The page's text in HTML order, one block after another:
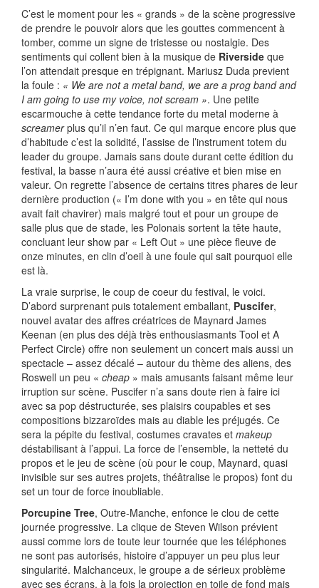
C’est le moment pour les « grands » de la scène progressive
de prendre le pouvoir alors que les gouttes commencent à
tomber, comme un signe de tristesse ou nostalgie. Des
sentiments qui collent bien à la musique de Riverside que
l’on attendait presque en trépignant. Mariusz Duda previent
la foule : « We are not a metal band, we are a prog band and
I am going to use my voice, not scream ». Une petite
escarmouche à cette tendance forte du metal moderne à
screamerplus qu’il n’en faut. Ce qui marque encore plus que
d’habitude c’est la solidité, l’assise de l’instrument totem du
leader du groupe. Jamais sans doute durant cette édition du
festival, la basse n’aura été aussi créative et bien mise en
valeur. On regrette l’absence de certains titres phares de leur
dernière production (« I’m done with you » en tête qui nous
avait fait chavirer) mais malgré tout et pour un groupe de
salle plus que de stade, les Polonais sortent la tête haute,
concluant leur show par « Left Out » une pièce fleuve de
onze minutes, en clin d’oeil à une foule qui sait pourquoi elle
est là.
La vraie surprise, le coup de coeur du festival, le voici.
D’abord surprenant puis totalement emballant, Puscifer,
nouvel avatar des affres créatrices de Maynard James
Keenan (en plus des déjà très enthousiasmants Tool et A
Perfect Circle) offre non seulement un concert mais aussi un
spectacle – assez décalé – autour du thème des aliens, des
Roswell un peu « cheap » mais amusants faisant même leur
irruption sur scène. Puscifer n’a sans doute rien à faire ici
avec sa pop déstructurée, ses plaisirs coupables et ses
compositions bizzaroïdes mais au diable les préjugés. Ce
sera la pépite du festival, costumes cravates et makeup
déstabilisant à l’appui. La force de l’ensemble, la netteté du
propos et le jeu de scène (où pour le coup, Maynard, quasi
invisible sur ses autres projets, théâtralise le propos) font du
set un tour de force inoubliable.
Porcupine Tree, Outre-Manche, enfonce le clou de cette
journée progressive. La clique de Steven Wilson prévient
aussi comme lors de toute leur tournée que les téléphones
ne sont pas autorisés, histoire d’appuyer un peu plus leur
singularité. Malchanceux, le groupe a de sérieux problème
avec ses écrans, à la fois la projection en toile de fond mais